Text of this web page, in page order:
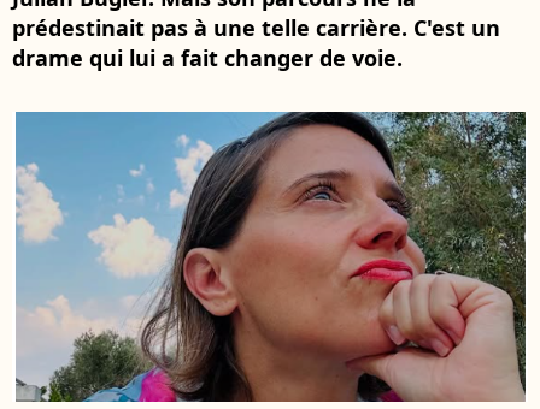
prédestinait pas à une telle carrière. C'est un
drame qui lui a fait changer de voie.